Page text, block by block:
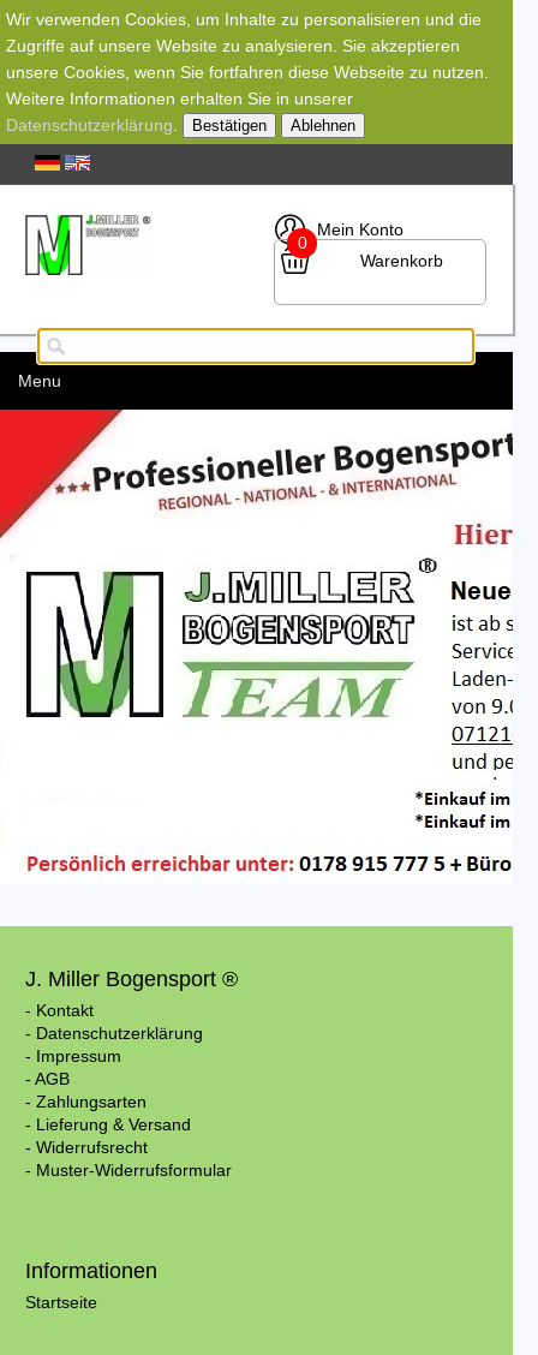
Wir verwenden Cookies, um Inhalte zu personalisieren und die
Zugriffe auf unsere Website zu analysieren. Sie akzeptieren
unsere Cookies, wenn Sie fortfahren diese Webseite zu nutzen.
Weitere Informationen erhalten Sie in unserer
Datenschutzerklärung
Bestätigen Ablehnen
Mein Konto
0
Warenkorb
Menu
J. Miller Bogensport ®
- Kontakt
- Datenschutzerklärung
- Impressum
- AGB
- Zahlungsarten
- Lieferung & Versand
- Widerrufsrecht
- Muster-Widerrufsformular
Informationen
Startseite